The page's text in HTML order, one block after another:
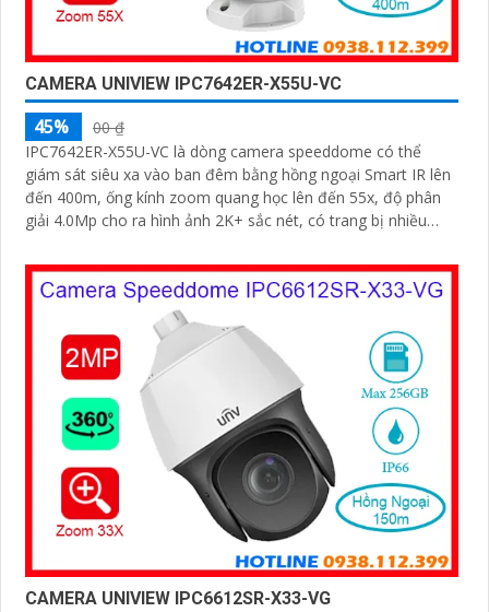
CAMERA UNIVIEW IPC7642ER-X55U-VC
45%
00 ₫
IPC7642ER-X55U-VC là dòng camera speeddome có thể
giám sát siêu xa vào ban đêm bằng hồng ngoại Smart IR lên
đến 400m, ống kính zoom quang học lên đến 55x, độ phân
giải 4.0Mp cho ra hình ảnh 2K+ sắc nét, có trang bị nhiều
CAMERA UNIVIEW IPC6612SR-X33-VG